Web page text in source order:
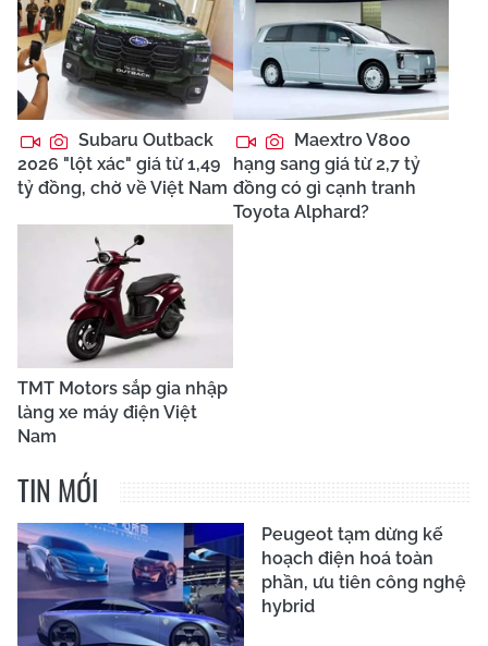
Subaru Outback
2026 "lột xác" giá từ 1,49
tỷ đồng, chờ về Việt Nam
Maextro V800
hạng sang giá từ 2,7 tỷ
đồng có gì cạnh tranh
Toyota Alphard?
TMT Motors sắp gia nhập
làng xe máy điện Việt
Nam
TIN MỚI
Peugeot tạm dừng kế
hoạch điện hoá toàn
phần, ưu tiên công nghệ
hybrid